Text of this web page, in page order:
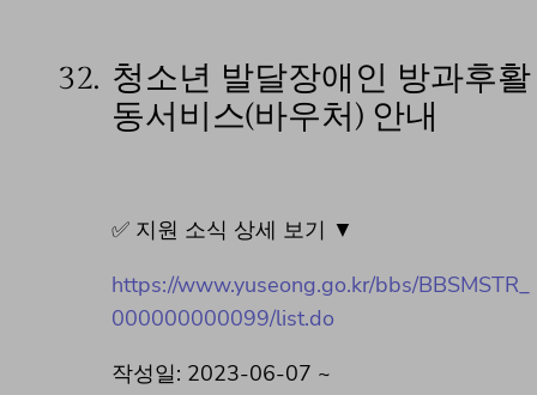
32. 청소년 발달장애인 방과후활
동서비스(바우처) 안내
✅ 지원 소식 상세 보기 ▼
https://www.yuseong.go.kr/bbs/BBSMSTR_
000000000099/list.do
작성일: 2023-06-07 ~